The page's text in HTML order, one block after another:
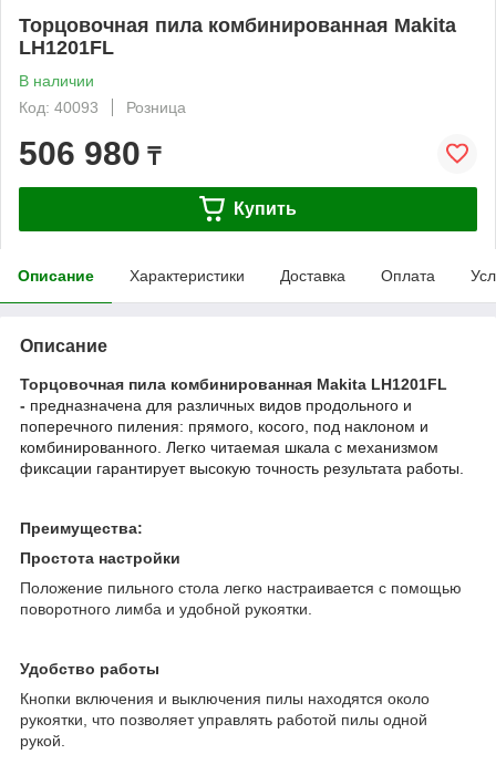
Торцовочная пила комбинированная Makita
LH1201FL
В наличии
Код: 40093
Розница
506 980 ₸
Купить
Описание Характеристики Доставка Оплата
Описание
Торцовочная пила комбинированная Makita LH1201FL
- предназначена для различных видов продольного и
поперечного пиления: прямого, косого, под наклоном и
комбинированного. Легко читаемая шкала с механизмом
фиксации гарантирует высокую точность результата работы.
Преимущества:
Простота настройки
Положение пильного стола легко настраивается с помощью
поворотного лимба и удобной рукоятки.
Удобство работы
Кнопки включения и выключения пилы находятся около
рукоятки, что позволяет управлять работой пилы одной
рукой.